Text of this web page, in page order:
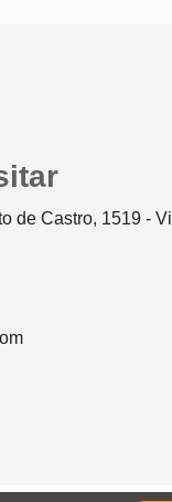
de Castro, 1519 -